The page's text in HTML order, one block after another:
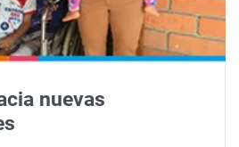
nuevas